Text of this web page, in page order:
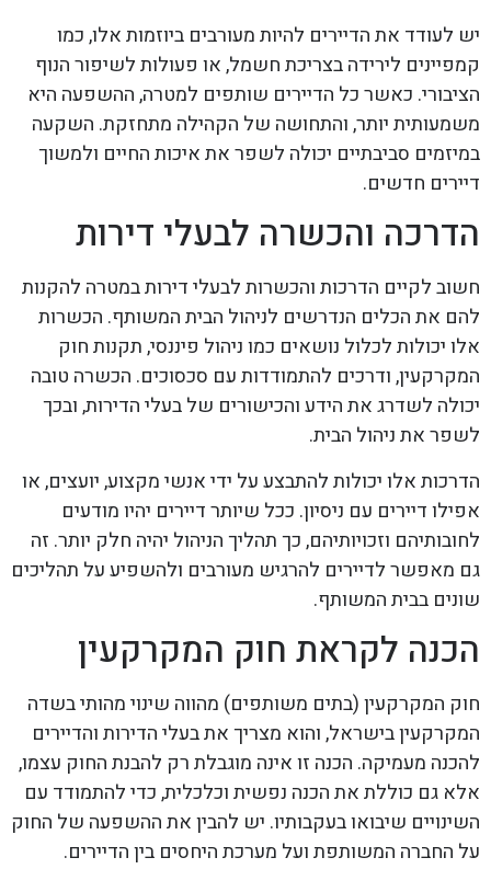
יש לעודד את הדיירים להיות מעורבים ביוזמות אלו, כמו
קמפיינים לירידה בצריכת חשמל, או פעולות לשיפור הנוף
הציבורי. כאשר כל הדיירים שותפים למטרה, ההשפעה היא
משמעותית יותר, והתחושה של הקהילה מתחזקת. השקעה
במיזמים סביבתיים יכולה לשפר את איכות החיים ולמשוך
דיירים חדשים.
הדרכה והכשרה לבעלי דירות
חשוב לקיים הדרכות והכשרות לבעלי דירות במטרה להקנות
להם את הכלים הנדרשים לניהול הבית המשותף. הכשרות
אלו יכולות לכלול נושאים כמו ניהול פיננסי, תקנות חוק
המקרקעין, ודרכים להתמודדות עם סכסוכים. הכשרה טובה
יכולה לשדרג את הידע והכישורים של בעלי הדירות, ובכך
לשפר את ניהול הבית.
הדרכות אלו יכולות להתבצע על ידי אנשי מקצוע, יועצים, או
אפילו דיירים עם ניסיון. ככל שיותר דיירים יהיו מודעים
לחובותיהם וזכויותיהם, כך תהליך הניהול יהיה חלק יותר. זה
גם מאפשר לדיירים להרגיש מעורבים ולהשפיע על תהליכים
שונים בבית המשותף.
הכנה לקראת חוק המקרקעין
חוק המקרקעין (בתים משותפים) מהווה שינוי מהותי בשדה
המקרקעין בישראל, והוא מצריך את בעלי הדירות והדיירים
להכנה מעמיקה. הכנה זו אינה מוגבלת רק להבנת החוק עצמו,
אלא גם כוללת את הכנה נפשית וכלכלית, כדי להתמודד עם
השינויים שיבואו בעקבותיו. יש להבין את ההשפעה של החוק
על החברה המשותפת ועל מערכת היחסים בין הדיירים.